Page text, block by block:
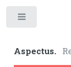
Aspectus.